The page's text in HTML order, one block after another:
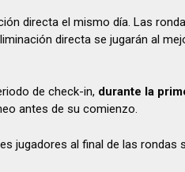
directa el mismo día. Las
directa se jugarán al
de check-in, durante la
antes de su comienzo.
jugadores al final de las